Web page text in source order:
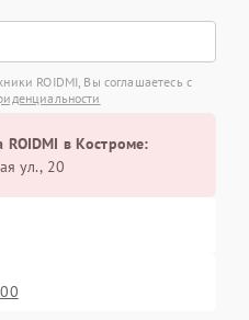
ROIDMI, Вы соглашаетесь с
ROIDMI в Костроме:
ул., 20